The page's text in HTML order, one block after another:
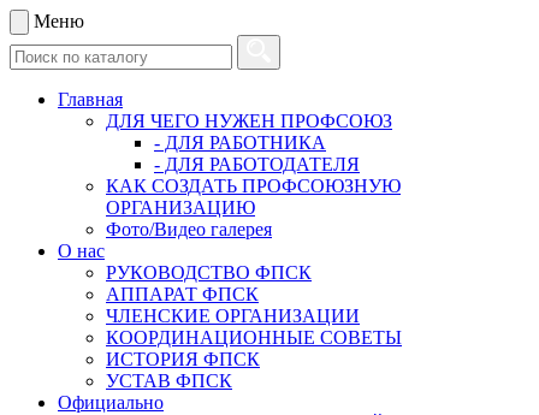
Меню
Главная
ДЛЯ ЧЕГО НУЖЕН ПРОФСОЮЗ
- ДЛЯ РАБОТНИКА
- ДЛЯ РАБОТОДАТЕЛЯ
КАК СОЗДАТЬ ПРОФСОЮЗНУЮ
ОРГАНИЗАЦИЮ
Фото/Видео галерея
О нас
РУКОВОДСТВО ФПСК
АППАРАТ ФПСК
ЧЛЕНСКИЕ ОРГАНИЗАЦИИ
КООРДИНАЦИОННЫЕ СОВЕТЫ
ИСТОРИЯ ФПСК
УСТАВ ФПСК
Официально